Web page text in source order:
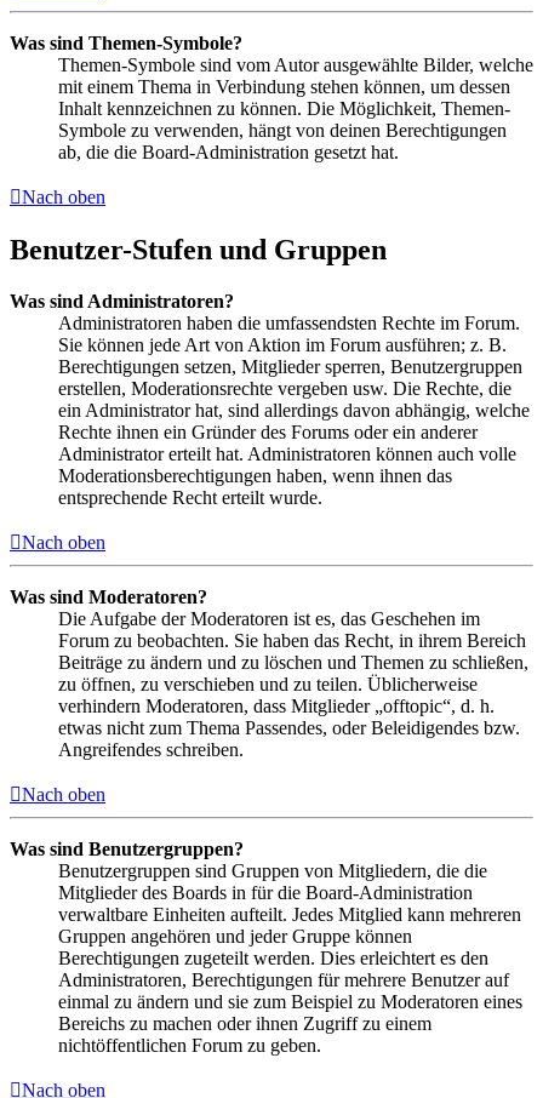
Was sind Themen-Symbole?
Themen-Symbole sind vom Autor ausgewählte Bilder, welche
mit einem Thema in Verbindung stehen können, um dessen
Inhalt kennzeichnen zu können. Die Möglichkeit, Themen-
Symbole zu verwenden, hängt von deinen Berechtigungen
ab, die die Board-Administration gesetzt hat.
Nach oben
Benutzer-Stufen und Gruppen
Was sind Administratoren?
Administratoren haben die umfassendsten Rechte im Forum.
Sie können jede Art von Aktion im Forum ausführen; z. B.
Berechtigungen setzen, Mitglieder sperren, Benutzergruppen
erstellen, Moderationsrechte vergeben usw. Die Rechte, die
ein Administrator hat, sind allerdings davon abhängig, welche
Rechte ihnen ein Gründer des Forums oder ein anderer
Administrator erteilt hat. Administratoren können auch volle
Moderationsberechtigungen haben, wenn ihnen das
entsprechende Recht erteilt wurde.
Nach oben
Was sind Moderatoren?
Die Aufgabe der Moderatoren ist es, das Geschehen im
Forum zu beobachten. Sie haben das Recht, in ihrem Bereich
Beiträge zu ändern und zu löschen und Themen zu schließen,
zu öffnen, zu verschieben und zu teilen. Üblicherweise
verhindern Moderatoren, dass Mitglieder „offtopic“, d. h.
etwas nicht zum Thema Passendes, oder Beleidigendes bzw.
Angreifendes schreiben.
Nach oben
Was sind Benutzergruppen?
Benutzergruppen sind Gruppen von Mitgliedern, die die
Mitglieder des Boards in für die Board-Administration
verwaltbare Einheiten aufteilt. Jedes Mitglied kann mehreren
Gruppen angehören und jeder Gruppe können
Berechtigungen zugeteilt werden. Dies erleichtert es den
Administratoren, Berechtigungen für mehrere Benutzer auf
einmal zu ändern und sie zum Beispiel zu Moderatoren eines
Bereichs zu machen oder ihnen Zugriff zu einem
nichtöffentlichen Forum zu geben.
Nach oben